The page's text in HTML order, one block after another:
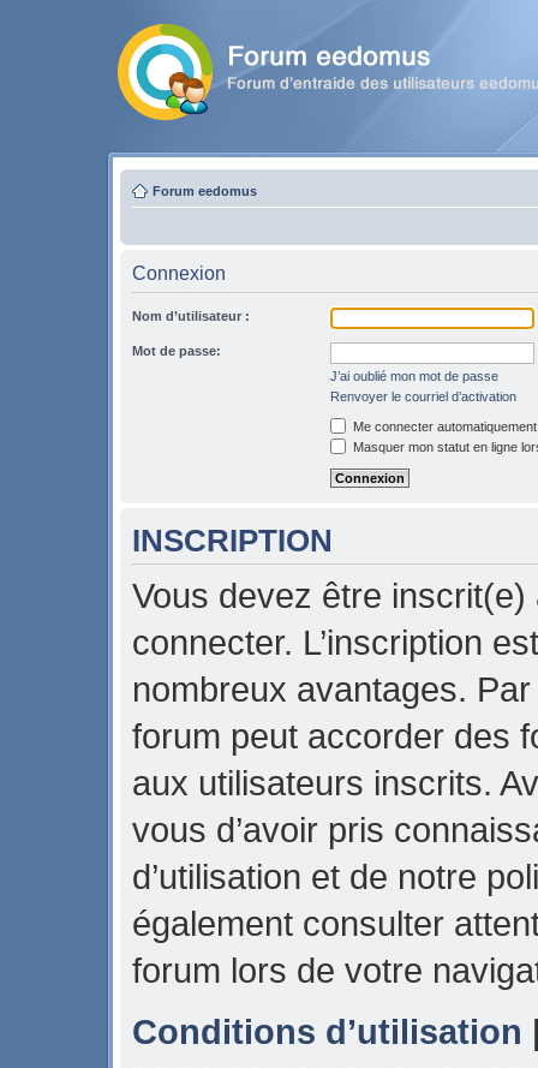
Forum eedomus
Connexion
Nom d’utilisateur :
Mot de passe:
J’ai oublié mon mot de passe
Renvoyer le courriel d’activation
Me connecter
Masquer mon statut en ligne
INSCRIPTION
Vous devez être
connecter. L’inscription
nombreux avantages.
forum peut accorder des
aux utilisateurs inscrits.
vous d’avoir pris
d’utilisation et de notre
également consulter
forum lors de votre
Conditions d’utilisation